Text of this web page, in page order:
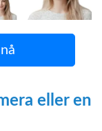
eller en